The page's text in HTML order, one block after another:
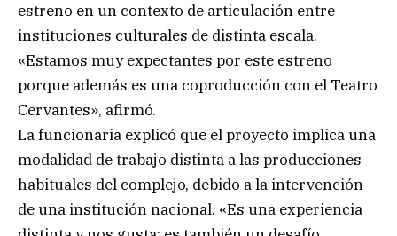
estreno en un contexto de articulación entre
instituciones culturales de distinta escala.
«Estamos muy expectantes por este estreno
porque además es una coproducción con el Teatro
Cervantes», afirmó.
La funcionaria explicó que el proyecto implica una
modalidad de trabajo distinta a las producciones
habituales del complejo, debido a la intervención
de una institución nacional. «Es una experiencia